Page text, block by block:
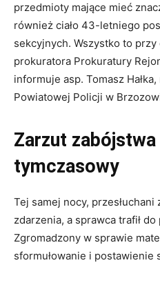
przedmioty mające mieć
również ciało 43-letniego
sekcyjnych. Wszystko to
prokuratora Prokuratury
informuje asp. Tomasz
Powiatowej Policji w
Zarzut
tymczasowy
Tej samej nocy,
zdarzenia, a sprawca trafił
Zgromadzony w sprawie
sformułowanie i postawienie